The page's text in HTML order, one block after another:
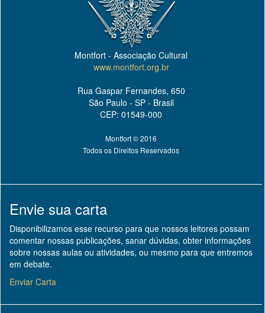
Montfort - Associação Cultural
www.montfort.org.br
Rua Gaspar Fernandes, 650
São Paulo - SP - Brasil
CEP: 01549-000
Montfort © 2016
Todos os Direitos Reservados
Envie sua carta
Disponibilizamos esse recurso para que nossos leitores possam
comentar nossas publicações, sanar dúvidas, obter informações
sobre nossas aulas ou atividades, ou mesmo para que entremos
em debate.
Enviar Carta